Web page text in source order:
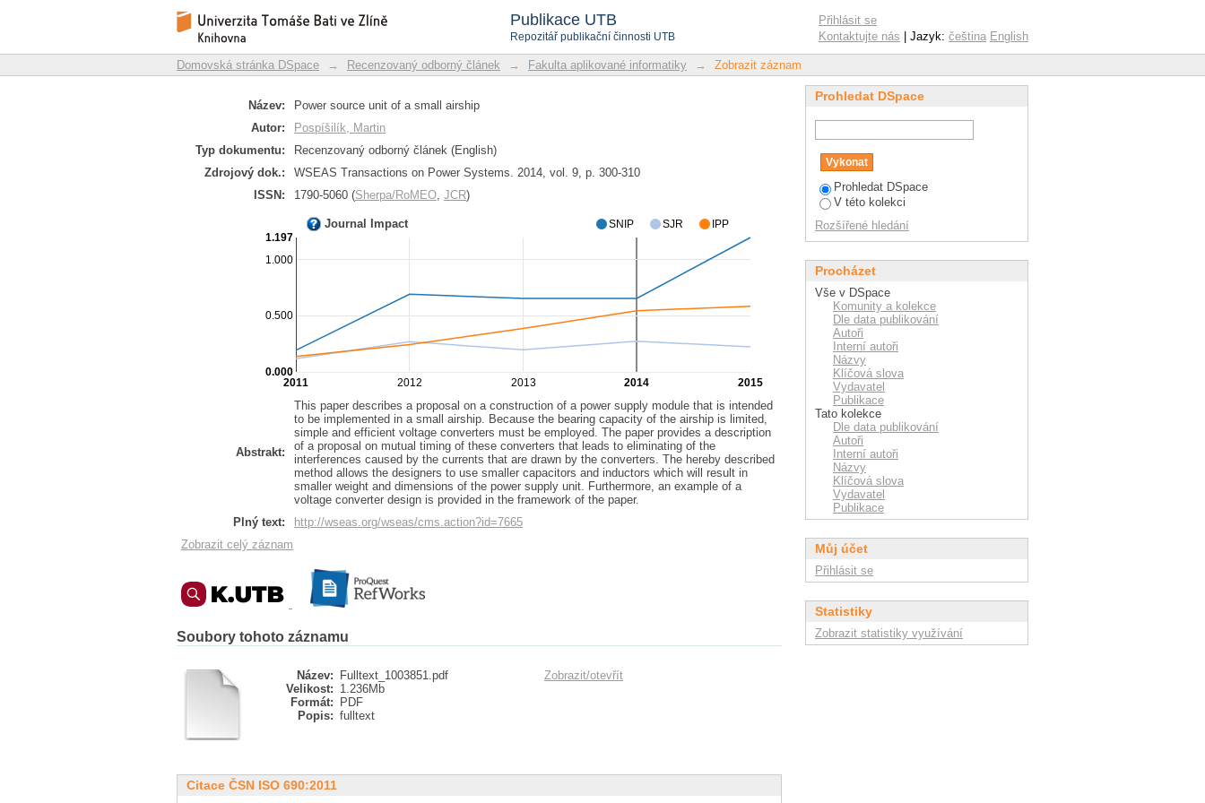
Publikace UTB
Repozitář publikační činnosti UTB
Power source unit of a small airship
Repozitář DSpace/Manakin
Přihlásit se
Kontaktujte nás | Jazyk: čeština English
Domovská stránka DSpace → Recenzovaný odborný článek → Fakulta aplikované informatiky → Zobrazit záznam
Název:
Power source unit of a small airship
Autor:
Pospíšilík, Martin
Typ dokumentu:
Recenzovaný odborný článek (English)
Zdrojový dok.:
WSEAS Transactions on Power Systems. 2014, vol. 9, p. 300-310
ISSN:
1790-5060 (Sherpa/RoMEO, JCR)
Journal Impact
2012 2013 2014
2011 2015
0.500
1.000
0.000
1.197
SNIP SJR IPP
Abstrakt:
This paper describes a proposal on a construction of a power supply module that is intended
to be implemented in a small airship. Because the bearing capacity of the airship is limited,
simple and efficient voltage converters must be employed. The paper provides a description
of a proposal on mutual timing of these converters that leads to eliminating of the
interferences caused by the currents that are drawn by the converters. The hereby described
method allows the designers to use smaller capacitors and inductors which will result in
smaller weight and dimensions of the power supply unit. Furthermore, an example of a
voltage converter design is provided in the framework of the paper.
Plný text:
http://wseas.org/wseas/cms.action?id=7665
Zobrazit celý záznam
Soubory tohoto záznamu
Název:
Fulltext_1003851.pdf
Velikost: 1.236Mb
Formát:
PDF
Popis: fulltext
Zobrazit/otevřít
Citace ČSN ISO 690:2011
Prohledat DSpace
Prohledat DSpace
V této kolekci
Rozšířené hledání
Procházet
Vše v DSpace
Komunity a kolekce
Dle data publikování
Autoři
Interní autoři
Názvy
Klíčová slova
Vydavatel
Publikace
Tato kolekce
Dle data publikování
Autoři
Interní autoři
Názvy
Klíčová slova
Vydavatel
Publikace
Můj účet
Přihlásit se
Statistiky
Zobrazit statistiky využívání